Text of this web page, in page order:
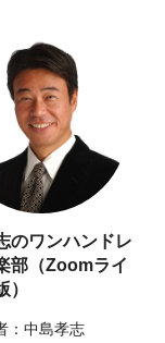
のワンハンドレ
部（Zoomライ
）
：中島孝志